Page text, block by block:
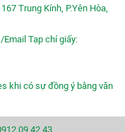
Trung Kính, P.Yên Hòa,
/Email Tạp chí giấy:
khi có sự đồng ý bằng văn